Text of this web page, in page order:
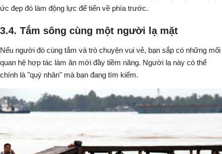
ức đẹp đó làm động lực để tiến về phía trước.
3.4. Tắm sông cùng một người lạ mặt
Nếu người đó cùng tắm và trò chuyện vui vẻ, bạn sắp có những mối
quan hệ hợp tác làm ăn mới đầy tiềm năng. Người lạ này có thể
chính là "quý nhân" mà bạn đang tìm kiếm.